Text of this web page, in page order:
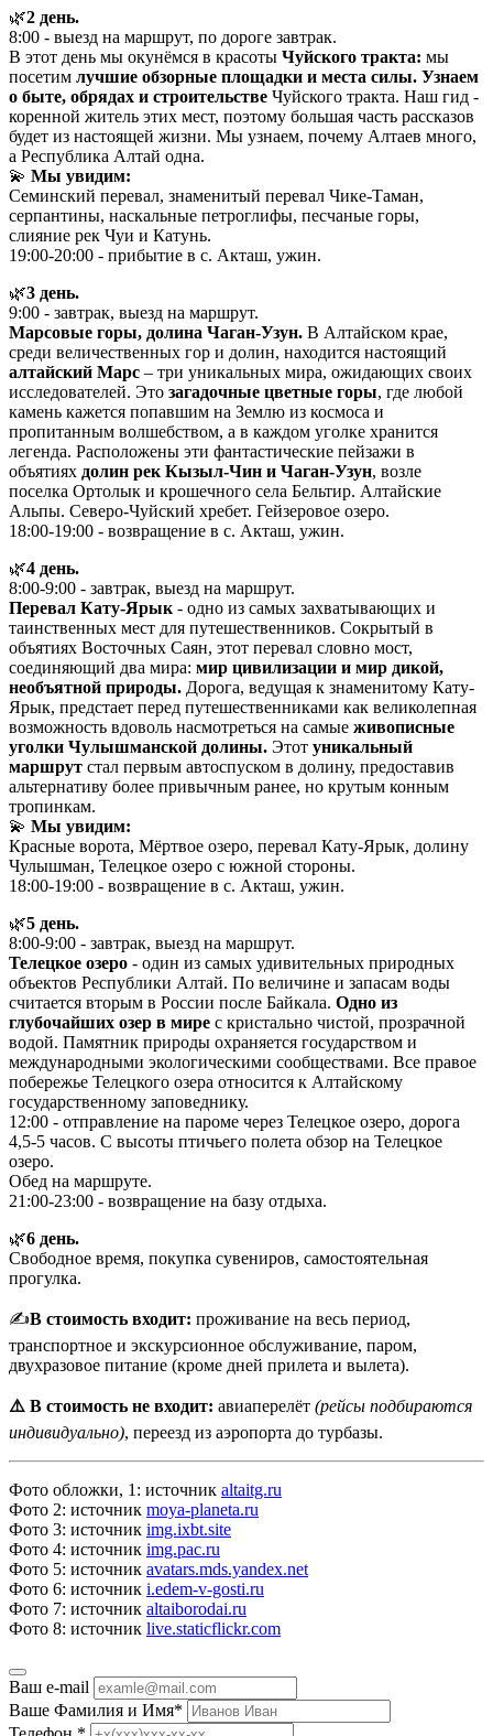
🌿2 день.
8:00 - выезд на маршрут, по дороге завтрак.
В этот день мы окунëмся в красоты Чуйского тракта: мы
посетим лучшие обзорные площадки и места силы. Узнаем
о быте, обрядах и строительстве Чуйского тракта. Наш гид -
коренной житель этих мест, поэтому большая часть рассказов
будет из настоящей жизни. Мы узнаем, почему Алтаев много,
а Республика Алтай одна.
💫 Мы увидим:
Семинский перевал, знаменитый перевал Чике-Таман,
серпантины, наскальные петроглифы, песчаные горы,
слияние рек Чуи и Катунь.
19:00-20:00 - прибытие в с. Акташ, ужин.
🌿3 день.
9:00 - завтрак, выезд на маршрут.
Марсовые горы, долина Чаган-Узун. В Алтайском крае,
среди величественных гор и долин, находится настоящий
алтайский Марс – три уникальных мира, ожидающих своих
исследователей. Это загадочные цветные горы, где любой
камень кажется попавшим на Землю из космоса и
пропитанным волшебством, а в каждом уголке хранится
легенда. Расположены эти фантастические пейзажи в
объятиях долин рек Кызыл-Чин и Чаган-Узун, возле
поселка Ортолык и крошечного села Бельтир. Алтайские
Альпы. Северо-Чуйский хребет. Гейзеровое озеро.
18:00-19:00 - возвращение в с. Акташ, ужин.
🌿4 день.
8:00-9:00 - завтрак, выезд на маршрут.
Перевал Кату-Ярык - одно из самых захватывающих и
таинственных мест для путешественников. Сокрытый в
объятиях Восточных Саян, этот перевал словно мост,
соединяющий два мира: мир цивилизации и мир дикой,
необъятной природы. Дорога, ведущая к знаменитому Кату-
Ярык, предстает перед путешественниками как великолепная
возможность вдоволь насмотреться на самые живописные
уголки Чулышманской долины. Этот уникальный
маршрут стал первым автоспуском в долину, предоставив
альтернативу более привычным ранее, но крутым конным
тропинкам.
💫 Мы увидим:
Красные ворота, Мëртвое озеро, перевал Кату-Ярык, долину
Чулышман, Телецкое озеро с южной стороны.
18:00-19:00 - возвращение в с. Акташ, ужин.
🌿5 день.
8:00-9:00 - завтрак, выезд на маршрут.
Телецкое озеро - один из самых удивительных природных
объектов Республики Алтай. По величине и запасам воды
считается вторым в России после Байкала. Одно из
глубочайших озер в мире с кристально чистой, прозрачной
водой. Памятник природы охраняется государством и
международными экологическими сообществами. Все правое
побережье Телецкого озера относится к Алтайскому
государственному заповеднику.
12:00 - отправление на пароме через Телецкое озеро, дорога
4,5-5 часов. С высоты птичьего полета обзор на Телецкое
озеро.
Обед на маршруте.
21:00-23:00 - возвращение на базу отдыха.
🌿6 день.
Свободное время, покупка сувениров, самостоятельная
прогулка.
✍В стоимость входит: проживание на весь период,
транспортное и экскурсионное обслуживание, паром,
двухразовое питание (кроме дней прилета и вылета).
⚠️ В стоимость не входит: авиаперелёт (рейсы подбираются
индивидуально), переезд из аэропорта до турбазы.
Фото обложки, 1: источник altaitg.ru
Фото 2: источник moya-planeta.ru
Фото 3: источник img.ixbt.site
Фото 4: источник img.pac.ru
Фото 5: источник avatars.mds.yandex.net
Фото 6: источник i.edem-v-gosti.ru
Фото 7: источник altaiborodai.ru
Фото 8: источник live.staticflickr.com
Ваш e-mail
Ваше Фамилия и Имя*